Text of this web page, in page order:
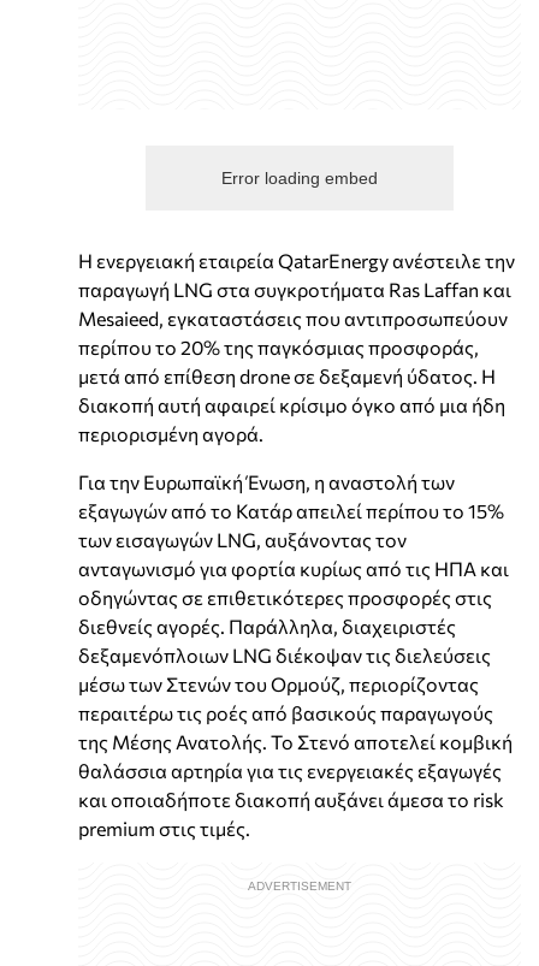
Error loading embed
Η ενεργειακή εταιρεία QatarEnergy ανέστειλε την
παραγωγή LNG στα συγκροτήματα Ras Laffan και
Mesaieed, εγκαταστάσεις που αντιπροσωπεύουν
περίπου το 20% της παγκόσμιας προσφοράς,
μετά από επίθεση drone σε δεξαμενή ύδατος. Η
διακοπή αυτή αφαιρεί κρίσιμο όγκο από μια ήδη
περιορισμένη αγορά.
Για την Ευρωπαϊκή Ένωση, η αναστολή των
εξαγωγών από το Κατάρ απειλεί περίπου το 15%
των εισαγωγών LNG, αυξάνοντας τον
ανταγωνισμό για φορτία κυρίως από τις ΗΠΑ και
οδηγώντας σε επιθετικότερες προσφορές στις
διεθνείς αγορές. Παράλληλα, διαχειριστές
δεξαμενόπλοιων LNG διέκοψαν τις διελεύσεις
μέσω των Στενών του Ορμούζ, περιορίζοντας
περαιτέρω τις ροές από βασικούς παραγωγούς
της Μέσης Ανατολής. Το Στενό αποτελεί κομβική
θαλάσσια αρτηρία για τις ενεργειακές εξαγωγές
και οποιαδήποτε διακοπή αυξάνει άμεσα το risk
premium στις τιμές.